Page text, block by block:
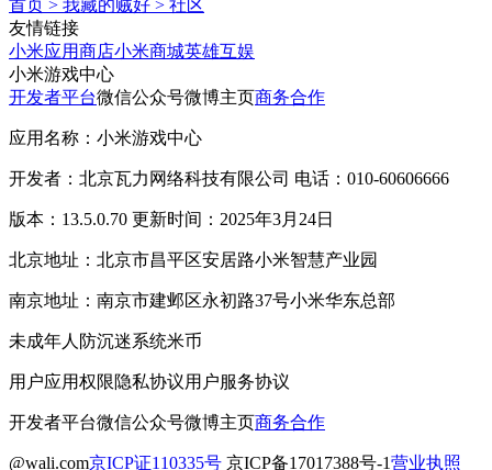
首页 > 我藏的贼好 > 社区
友情链接
小米应用商店小米商城英雄互娱
小米游戏中心
开发者平台微信公众号微博主页商务合作
应用名称：小米游戏中心
开发者：北京瓦力网络科技有限公司 电话：010-60606666
版本：13.5.0.70 更新时间：2025年3月24日
北京地址：北京市昌平区安居路小米智慧产业园
南京地址：南京市建邺区永初路37号小米华东总部
未成年人防沉迷系统米币
用户应用权限隐私协议用户服务协议
开发者平台微信公众号微博主页商务合作
@wali.com京ICP证110335号 京ICP备17017388号-1营业执照